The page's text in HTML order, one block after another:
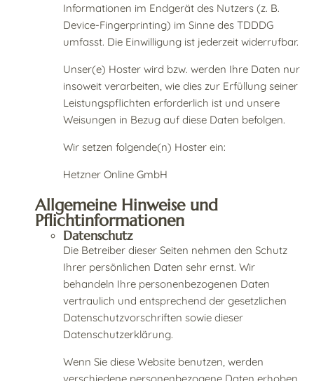
Informationen im Endgerät des Nutzers (z. B.
Device-Fingerprinting) im Sinne des TDDDG
umfasst. Die Einwilligung ist jederzeit widerrufbar.
Unser(e) Hoster wird bzw. werden Ihre Daten nur
insoweit verarbeiten, wie dies zur Erfüllung seiner
Leistungspflichten erforderlich ist und unsere
Weisungen in Bezug auf diese Daten befolgen.
Wir setzen folgende(n) Hoster ein:
Hetzner Online GmbH
Allgemeine Hinweise und
Pflichtinformationen
Datenschutz
Die Betreiber dieser Seiten nehmen den Schutz
Ihrer persönlichen Daten sehr ernst. Wir
behandeln Ihre personenbezogenen Daten
vertraulich und entsprechend der gesetzlichen
Datenschutzvorschriften sowie dieser
Datenschutzerklärung.
Wenn Sie diese Website benutzen, werden